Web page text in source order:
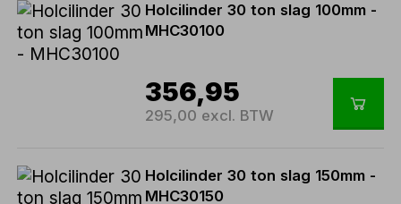
Holcilinder 30 ton slag 100mm -
MHC30100
356,95
295,00 excl. BTW
Holcilinder 30 ton slag 150mm -
MHC30150